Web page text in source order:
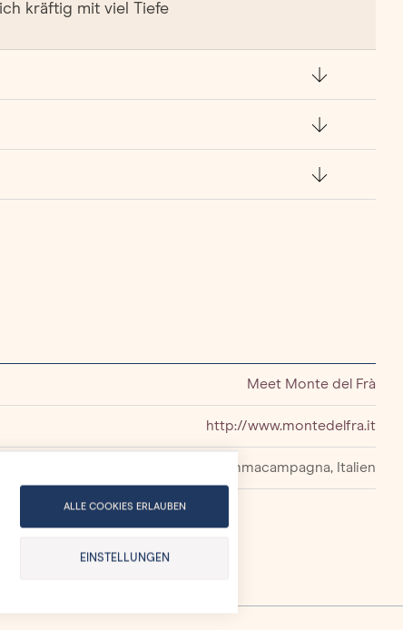
kräftig mit viel Tiefe
Meet Monte del Frà
http://www.montedelfra.it
Sommacampagna, Italien
ALLE COOKIES ERLAUBEN
EINSTELLUNGEN